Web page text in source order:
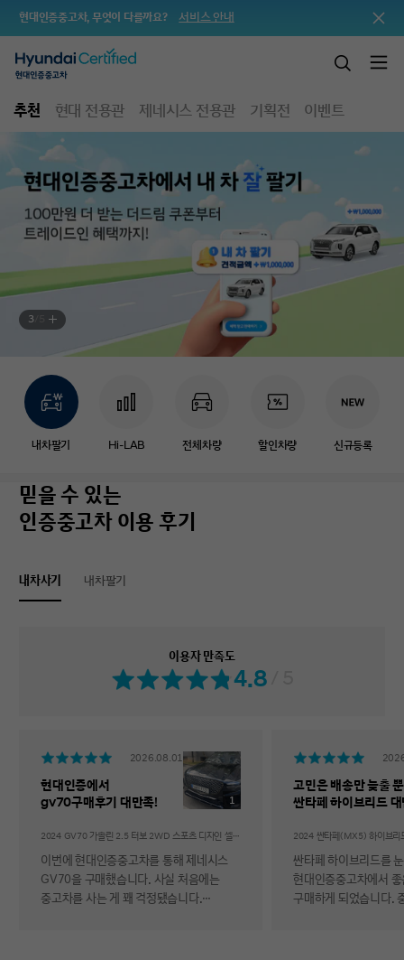
현대인증중고차, 무엇이 다를까요? 서비스 안내
추천 현대 전용관 제네시스 전용관 기획전 이벤트
3
내차팔기 Hi-LAB 전체차량 할인차량 신규등록
믿을 수 있는
인증중고차 이용 후기
내차사기 내차팔기
이용자 만족도
4.8
2026.08.01
현대인증에서
gv70구매후기 대만족!
1
2024 GV70 가솔린 2.5 터보 2WD 스포츠 디자인 셀렉션Ⅱ
이번에 현대인증중고차를 통해 제네시스
GV70을 구매했습니다. 사실 처음에는
중고차를 사는 게 꽤 걱정됐습니다.
고민은 배송만 늦출
싼타페 하이브리드
싼타페 하이브리드를
현대인증중고차에서
구매하게 되었습니다.